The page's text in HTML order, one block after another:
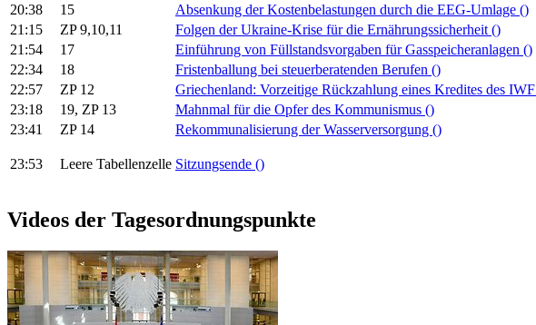
20:38
15 Absenkung der Kostenbelastungen durch die EEG-Umlage ()
21:15
ZP 9,10,11 Folgen der Ukraine-Krise für die Ernährungssicherheit ()
21:54
17 Einführung von Füllstandsvorgaben für Gasspeicheranlagen ()
22:34
18 Fristenballung bei steuerberatenden Berufen ()
22:57
ZP 12 Griechenland: Vorzeitige Rückzahlung eines Kredites des IWF
23:18
19, ZP 13 Mahnmal für die Opfer des Kommunismus ()
23:41
ZP 14 Rekommunalisierung der Wasserversorgung ()
23:53 Leere Tabellenzelle Sitzungsende ()
Videos der Tagesordnungspunkte